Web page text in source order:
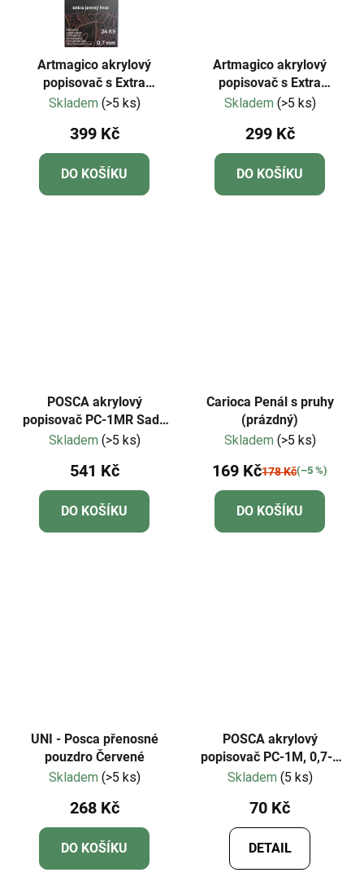
Artmagico akrylový
popisovač s Extra
jemným hrotem (0,7 mm)
Skladem (>5 ks)
399 Kč
DO KOŠÍKU
Artmagico akrylový
popisovač s Extra
jemným hrotem
Skladem (>5 ks)
299 Kč
DO KOŠÍKU
POSCA akrylový
popisovač PC-1MR Sada
základních barev 8 kusů
Skladem (>5 ks)
541 Kč
DO KOŠÍKU
Carioca Penál s pruhy
(prázdný)
Skladem (>5 ks)
169 Kč178 Kč(–5 %)
DO KOŠÍKU
UNI - Posca přenosné
pouzdro Červené
Skladem (>5 ks)
268 Kč
DO KOŠÍKU
POSCA akrylový
popisovač PC-1M, 0,7-1
mm
Skladem (5 ks)
70 Kč
DETAIL